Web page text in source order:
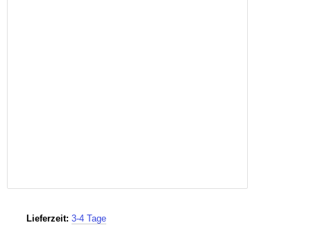
Lieferzeit: 3-4 Tage